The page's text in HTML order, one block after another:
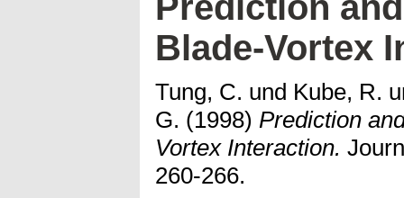
Blade-Vortex
Tung, C. und Kube, R.
G. (1998) Prediction
Vortex Interaction.
260-266.